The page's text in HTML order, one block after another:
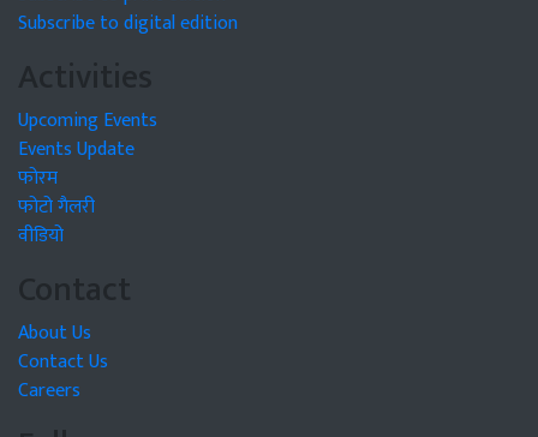
Subscribe to digital edition
Activities
Upcoming Events
Events Update
फोरम
फोटो गैलरी
वीडियो
Contact
About Us
Contact Us
Careers